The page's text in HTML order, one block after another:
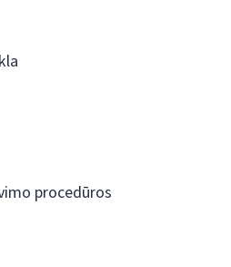
procedūros